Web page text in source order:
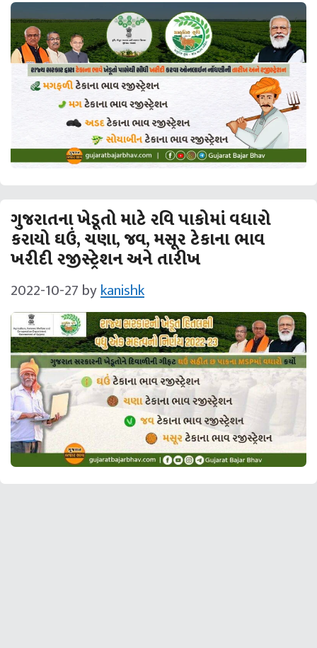
ગુજરાતના ખેડૂતો માટે રવિ પાકોમાં વધારો
કરાયો ઘઉં, ચણા, જવ, મસૂર ટેકાના ભાવ
ખરીદી રજીસ્ટ્રેશન અને તારીખ
2022-10-27 bykanishk